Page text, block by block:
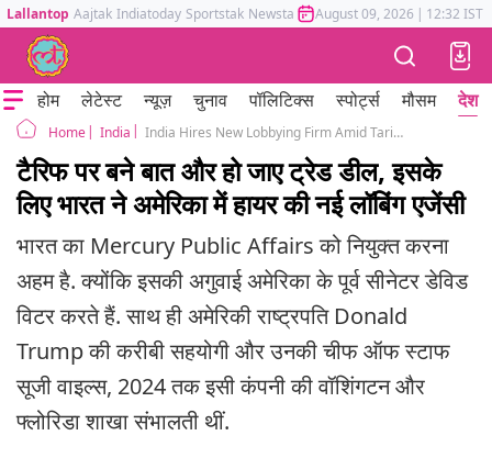
Lallantop Aajtak Indiatoday Sportstak Newstak Mumbai Tak Astrotak
August 09, 2026 | 12:32 IST
होम लेटेस्ट न्यूज़ चुनाव पॉलिटिक्स स्पोर्ट्स मौसम देश
Home India India Hires New Lobbying Firm Amid Tariff Trade Tensions With US and Donald Trump
टैरिफ पर बने बात और हो जाए ट्रेड डील, इसके
लिए भारत ने अमेरिका में हायर की नई लॉबिंग एजेंसी
भारत का Mercury Public Affairs को नियुक्त करना
अहम है. क्योंकि इसकी अगुवाई अमेरिका के पूर्व सीनेटर डेविड
विटर करते हैं. साथ ही अमेरिकी राष्ट्रपति Donald
Trump की करीबी सहयोगी और उनकी चीफ ऑफ स्टाफ
सूजी वाइल्स, 2024 तक इसी कंपनी की वॉशिंगटन और
फ्लोरिडा शाखा संभालती थीं.